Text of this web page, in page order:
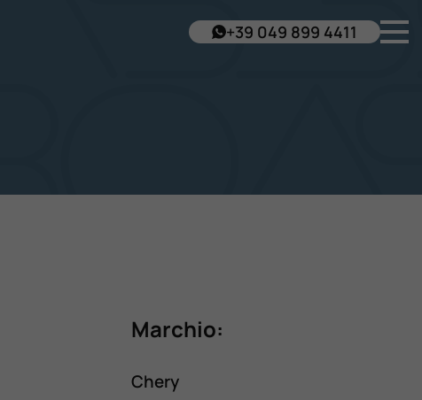
+39 049 899 4411
Marchio:
Chery